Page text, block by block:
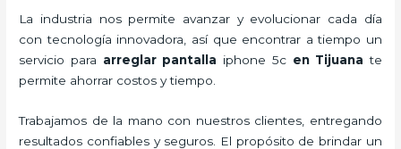
La industria nos permite avanzar y evolucionar cada día
con tecnología innovadora, así que encontrar a tiempo un
servicio para arreglar pantalla iphone 5cen Tijuana te
permite ahorrar costos y tiempo.
Trabajamos de la mano con nuestros clientes, entregando
resultados confiables y seguros. El propósito de brindar un